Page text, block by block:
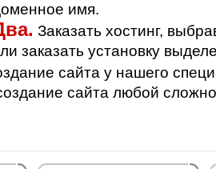
имя.
Заказать хостинг,
заказать установку
сайта у нашего
сайта любой